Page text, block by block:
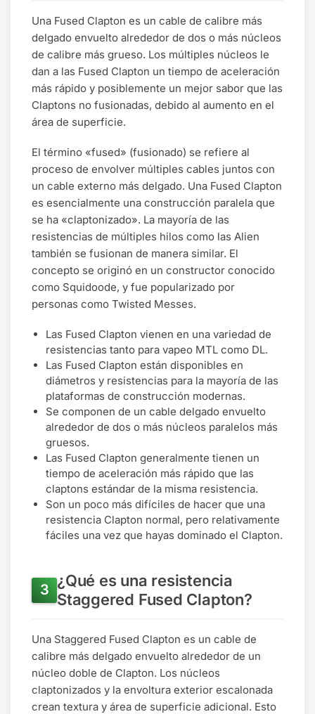
Una Fused Clapton es un cable de calibre más
delgado envuelto alrededor de dos o más núcleos
de calibre más grueso. Los múltiples núcleos le
dan a las Fused Clapton un tiempo de aceleración
más rápido y posiblemente un mejor sabor que las
Claptons no fusionadas, debido al aumento en el
área de superficie.
El término «fused» (fusionado) se refiere al
proceso de envolver múltiples cables juntos con
un cable externo más delgado. Una Fused Clapton
es esencialmente una construcción paralela que
se ha «claptonizado». La mayoría de las
resistencias de múltiples hilos como las Alien
también se fusionan de manera similar. El
concepto se originó en un constructor conocido
como Squidoode, y fue popularizado por
personas como Twisted Messes.
Las Fused Clapton vienen en una variedad de
resistencias tanto para vapeo MTL como DL.
Las Fused Clapton están disponibles en
diámetros y resistencias para la mayoría de las
plataformas de construcción modernas.
Se componen de un cable delgado envuelto
alrededor de dos o más núcleos paralelos más
gruesos.
Las Fused Clapton generalmente tienen un
tiempo de aceleración más rápido que las
claptons estándar de la misma resistencia.
Son un poco más difíciles de hacer que una
resistencia Clapton normal, pero relativamente
fáciles una vez que hayas dominado el Clapton.
¿Qué es una resistencia
Staggered Fused Clapton?
Una Staggered Fused Clapton es un cable de
calibre más delgado envuelto alrededor de un
núcleo doble de Clapton. Los núcleos
claptonizados y la envoltura exterior escalonada
crean textura y área de superficie adicional. Esto